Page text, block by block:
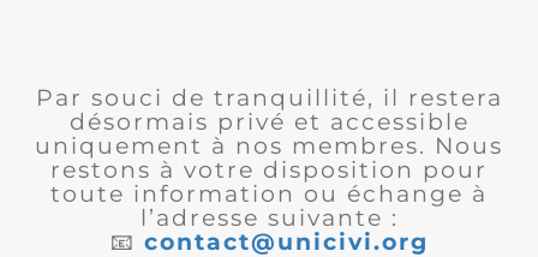
Par souci de tranquillité, il restera
désormais privé et accessible
uniquement à nos membres. Nous
restons à votre disposition pour
toute information ou échange à
l’adresse suivante :
📧 contact@unicivi.org